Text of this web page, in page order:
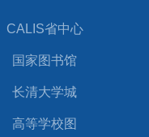
CALIS省中心
国家图书馆
长清大学城
高等学校图